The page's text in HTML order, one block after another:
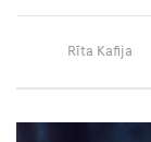
Rīta Kafija